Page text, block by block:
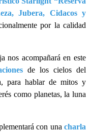
Jubera, Cidacos y
por la calidad
nos acompañará en este
de los cielos del
para hablar de mitos y
como planetas, la luna
con una charla